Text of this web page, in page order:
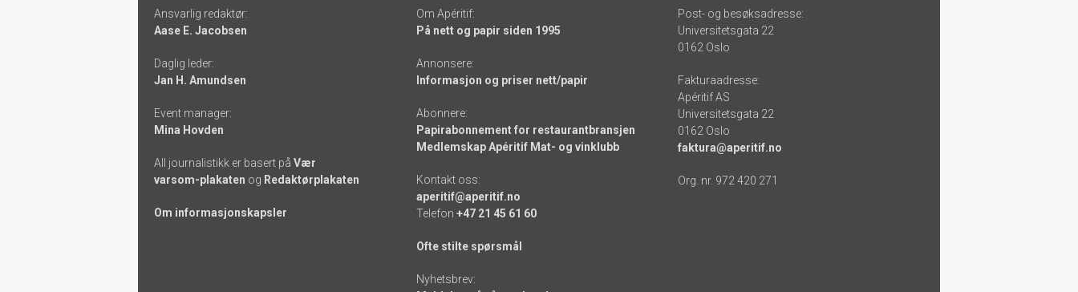
-
links
Ansvarlig redaktør:
Aase E. Jacobsen
Daglig leder:
Jan H. Amundsen
Event manager:
Mina Hovden
All journalistikk er basert på Vær
varsom-plakaten og Redaktørplakaten
Om informasjonskapsler
Om Apéritif:
På nett og papir siden 1995
Annonsere:
Informasjon og priser nett/papir
Abonnere:
Papirabonnement for restaurantbransjen
Medlemskap Apéritif Mat- og vinklubb
Kontakt oss:
aperitif@aperitif.no
Telefon +47 21 45 61 60
Ofte stilte spørsmål
Nyhetsbrev:
Post- og besøksadresse:
Universitetsgata 22
0162 Oslo
Fakturaadresse:
Apéritif AS
Universitetsgata 22
0162 Oslo
faktura@aperitif.no
Org. nr. 972 420 271